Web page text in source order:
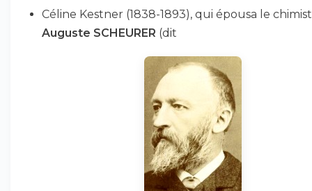
Céline Kestner (1838-1893), qui épousa le
Auguste SCHEURER (dit